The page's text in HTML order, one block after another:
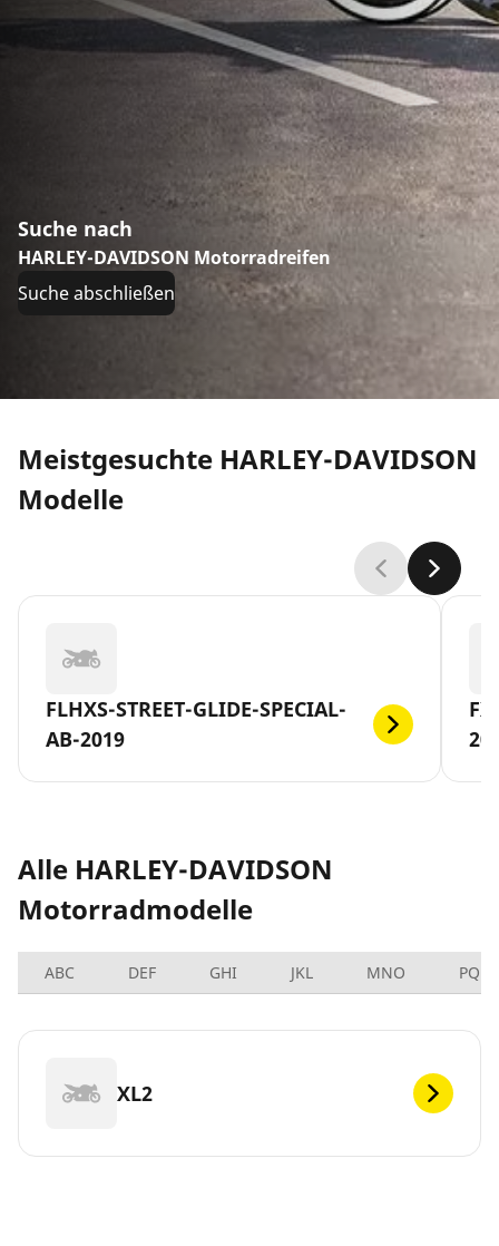
Suche nach
HARLEY-DAVIDSON Motorradreifen
Suche abschließen
Meistgesuchte HARLEY-DAVIDSON
Modelle
FLHXS-STREET-GLIDE-SPECIAL-
AB-2019
Alle HARLEY-DAVIDSON
Motorradmodelle
ABC DEF GHI JKL MNO PQRS
XL2